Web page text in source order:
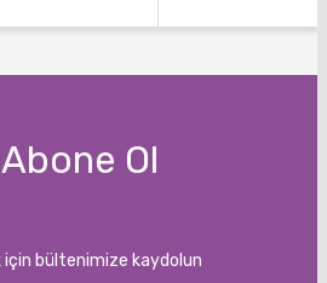
Abone Ol
için bültenimize kaydolun